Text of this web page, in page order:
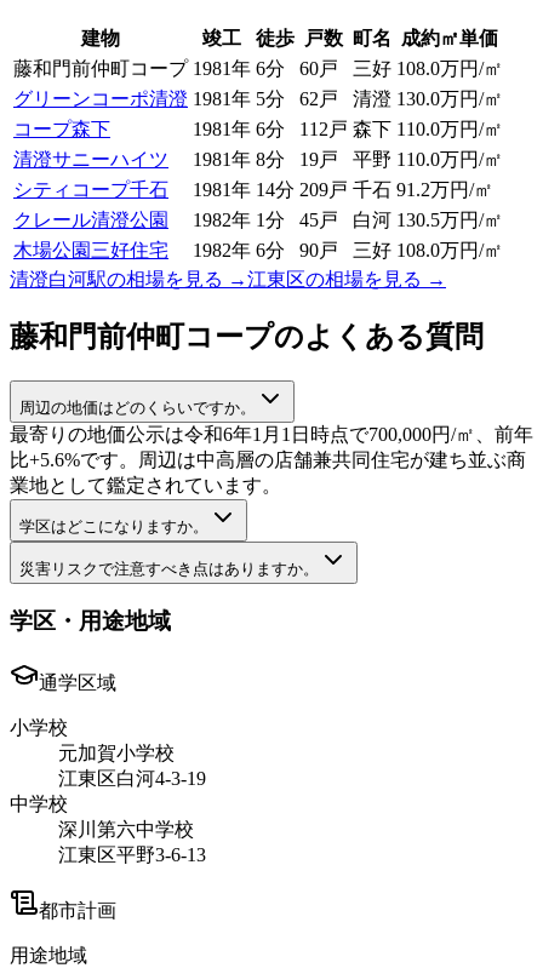
建物 竣工 徒歩 戸数 町名
成約㎡単価
藤和門前仲町コープ 1981年 6分 60戸 三好 108.0万円/㎡
グリーンコーポ清澄 1981年 5分 62戸 清澄 130.0万円/㎡
コープ森下
1981年 6分 112戸 森下 110.0万円/㎡
清澄サニーハイツ
1981年 8分 19戸 平野 110.0万円/㎡
シティコープ千石
1981年 14分 209戸 千石 91.2万円/㎡
クレール清澄公園
1982年 1分 45戸 白河 130.5万円/㎡
木場公園三好住宅
1982年 6分 90戸 三好 108.0万円/㎡
清澄白河駅の相場を見る →江東区の相場を見る →
藤和門前仲町コープのよくある質問
周辺の地価はどのくらいですか。
最寄りの地価公示は令和6年1月1日時点で700,000円/㎡、前年
比+5.6%です。周辺は中高層の店舗兼共同住宅が建ち並ぶ商
業地として鑑定されています。
学区はどこになりますか。
災害リスクで注意すべき点はありますか。
学区・用途地域
通学区域
小学校
元加賀小学校
江東区白河4-3-19
中学校
深川第六中学校
江東区平野3-6-13
都市計画
用途地域